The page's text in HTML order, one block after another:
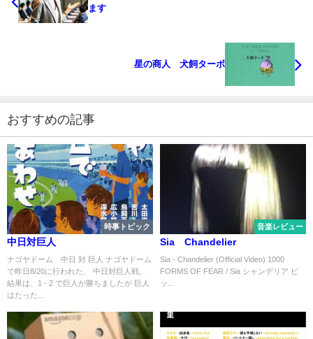
ます
星の商人 犬飼ターボ
おすすめの記事
時事トピック
中日対巨人
ナゴヤドーム 中日 対 巨人 ナゴヤドーム
で昨日8/20に行われた、 中日対巨人戦。
結果は、1 - 2 で巨人が勝ちましたが 巨人
はたった...
音楽レビュー
Sia Chandelier
Sia - Chandelier (Official Video) 1000
FORMS OF FEAR / Sia シャンデリア ビ
ッ...